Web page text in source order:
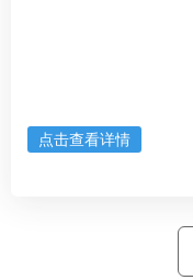
点击查看详情